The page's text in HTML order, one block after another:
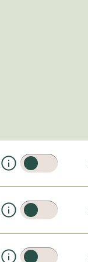
Liukupainike
Liukupainike